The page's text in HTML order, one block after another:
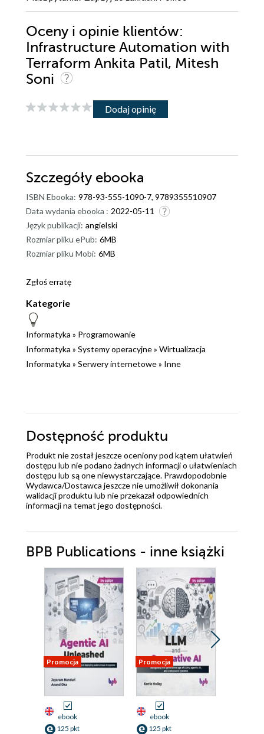
Oceny i opinie klientów:
Infrastructure Automation with
Terraform Ankita Patil, Mitesh
Soni
Dodaj opinię
Szczegóły ebooka
ISBN Ebooka: 978-93-555-1090-7, 9789355510907
Data wydania ebooka : 2022-05-11
Język publikacji: angielski
Rozmiar pliku ePub: 6MB
Rozmiar pliku Mobi: 6MB
Zgłoś erratę
Kategorie
Informatyka » Programowanie
Informatyka » Systemy operacyjne» Wirtualizacja
Informatyka » Serwery internetowe» Inne
Dostępność produktu
Produkt nie został jeszcze oceniony pod kątem ułatwień
dostępu lub nie podano żadnych informacji o ułatwieniach
dostępu lub są one niewystarczające. Prawdopodobnie
Wydawca/Dostawca jeszcze nie umożliwił dokonania
walidacji produktu lub nie przekazał odpowiednich
informacji na temat jego dostępności.
BPB Publications - inne książki
Promocja
ebook
125 pkt
Promocja
ebook
125 pkt